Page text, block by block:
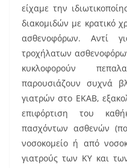
είχαμε την
διακομιδών με κρατικό
ασθενοφόρων. Αντί
τροχήλατων
κυκλοφορούν
παρουσιάζουν συχνά
γιατρών στο ΕΚΑΒ,
επιφόρτιση του
πασχόντων ασθενών
νοσοκομείο ή από
γιατρούς των ΚΥ και